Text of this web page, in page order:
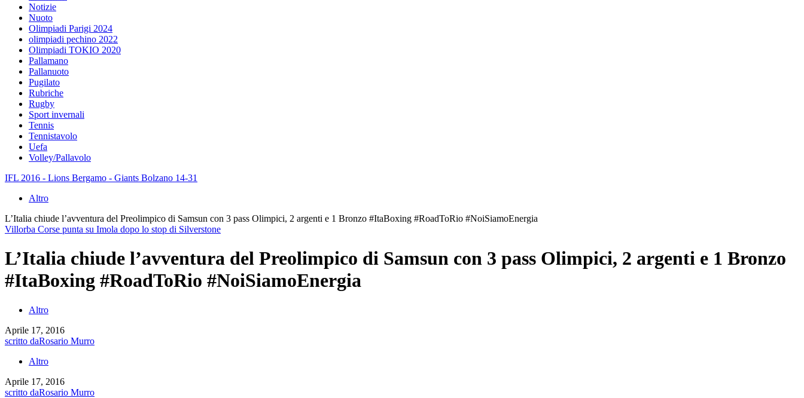
Notizie
Nuoto
Olimpiadi Parigi 2024
olimpiadi pechino 2022
Olimpiadi TOKIO 2020
Pallamano
Pallanuoto
Pugilato
Rubriche
Rugby
Sport invernali
Tennis
Tennistavolo
Uefa
Volley/Pallavolo
IFL 2016 - Lions Bergamo - Giants Bolzano 14-31
Altro
L’Italia chiude l’avventura del Preolimpico di Samsun con 3 pass Olimpici, 2 argenti e 1 Bronzo #ItaBoxing #RoadToRio #NoiSiamoEnergia
Villorba Corse punta su Imola dopo lo stop di Silverstone
L’Italia chiude l’avventura del Preolimpico di Samsun con 3 pass Olimpici, 2 argenti e 1 Bronzo
#ItaBoxing #RoadToRio #NoiSiamoEnergia
Altro
Aprile 17, 2016
scritto daRosario Murro
Altro
Aprile 17, 2016
scritto daRosario Murro